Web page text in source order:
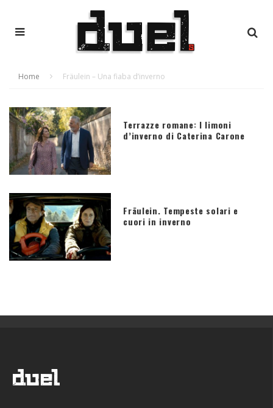
Home Fräulein – Una fiaba d’inverno
Terrazze romane: I limoni
d’inverno di Caterina Carone
Fräulein. Tempeste solari e
cuori in inverno